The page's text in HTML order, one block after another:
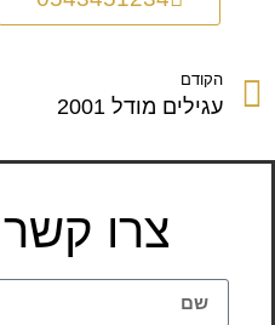
הקודם
עגילים מודל 2001
צרו